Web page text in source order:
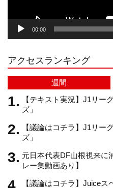
r
a
m
00:00
アクセスランキング
週間
【テキスト実況】J1リー
ズ」
【議論はコチラ】J1リー
ズ」
元日本代表DF山根視来に
レー集動画あり】
【議論はコチラ】Juice